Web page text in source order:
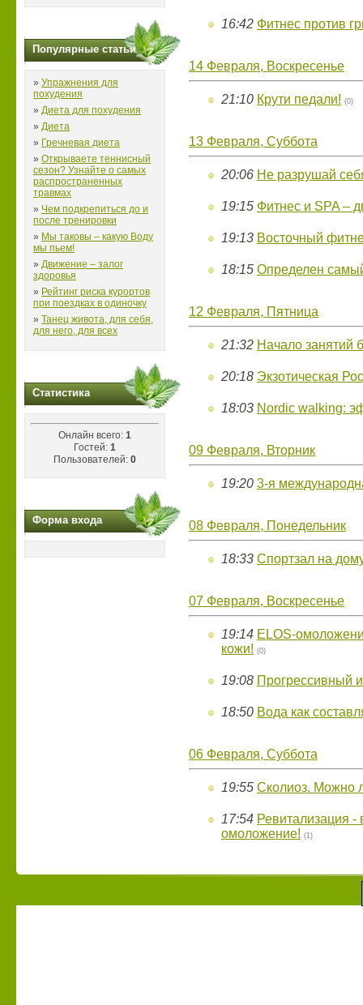
Популярные статьи
» Упражнения для
похудения
» Диета для похудения
» Диета
» Гречневая диета
» Открываете теннисный
сезон? Узнайте о самых
распространенных
травмах
» Чем подкрепиться до и
после тренировки
» Мы таковы – какую Воду
мы пьем!
» Движение – залог
здоровья
» Рейтинг риска курортов
при поездках в одиночку
» Танец живота, для себя,
для него, для всех
Статистика
Онлайн всего: 1
Гостей: 1
Пользователей: 0
Форма входа
16:42 Фитнес против
14 Февраля, Воскресенье
21:10 Крути педали! (0)
13 Февраля, Суббота
20:06 Не разрушай
19:15 Фитнес и SPA –
19:13 Восточный
18:15 Определен
12 Февраля, Пятница
21:32 Начало занятий
20:18 Экзотическая
18:03 Nordic walking:
09 Февраля, Вторник
19:20 3-я
08 Февраля, Понедельник
18:33 Спортзал на
07 Февраля, Воскресенье
19:14 ELOS-
кожи! (0)
19:08 Прогрессивный
18:50 Вода как
06 Февраля, Суббота
19:55 Сколиоз. Можно
17:54 Ревитализация
омоложение! (1)